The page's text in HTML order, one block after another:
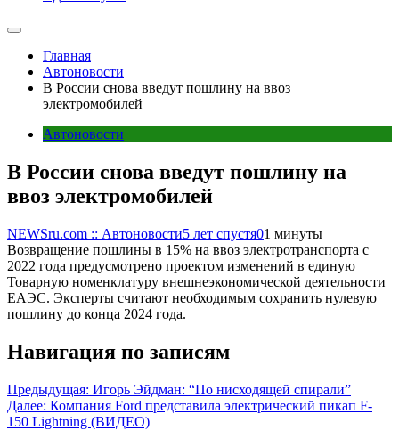
Главная
Автоновости
В России снова введут пошлину на ввоз
электромобилей
Автоновости
В России снова введут пошлину на
ввоз электромобилей
NEWSru.com :: Автоновости5 лет спустя01 минуты
Возвращение пошлины в 15% на ввоз электротранспорта с
2022 года предусмотрено проектом изменений в единую
Товарную номенклатуру внешнеэкономической деятельности
ЕАЭС. Эксперты считают необходимым сохранить нулевую
пошлину до конца 2024 года.
Навигация по записям
Предыдущая: Игорь Эйдман: “По нисходящей спирали”
Далее: Компания Ford представила электрический пикап F-
150 Lightning (ВИДЕО)